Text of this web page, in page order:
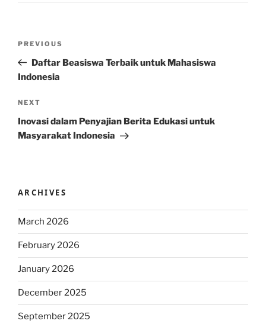
Previous
Post
PREVIOUS
Daftar Beasiswa Terbaik untuk Mahasiswa
Indonesia
Next
Post
NEXT
Inovasi dalam Penyajian Berita Edukasi untuk
Masyarakat Indonesia
ARCHIVES
March 2026
February 2026
January 2026
December 2025
September 2025